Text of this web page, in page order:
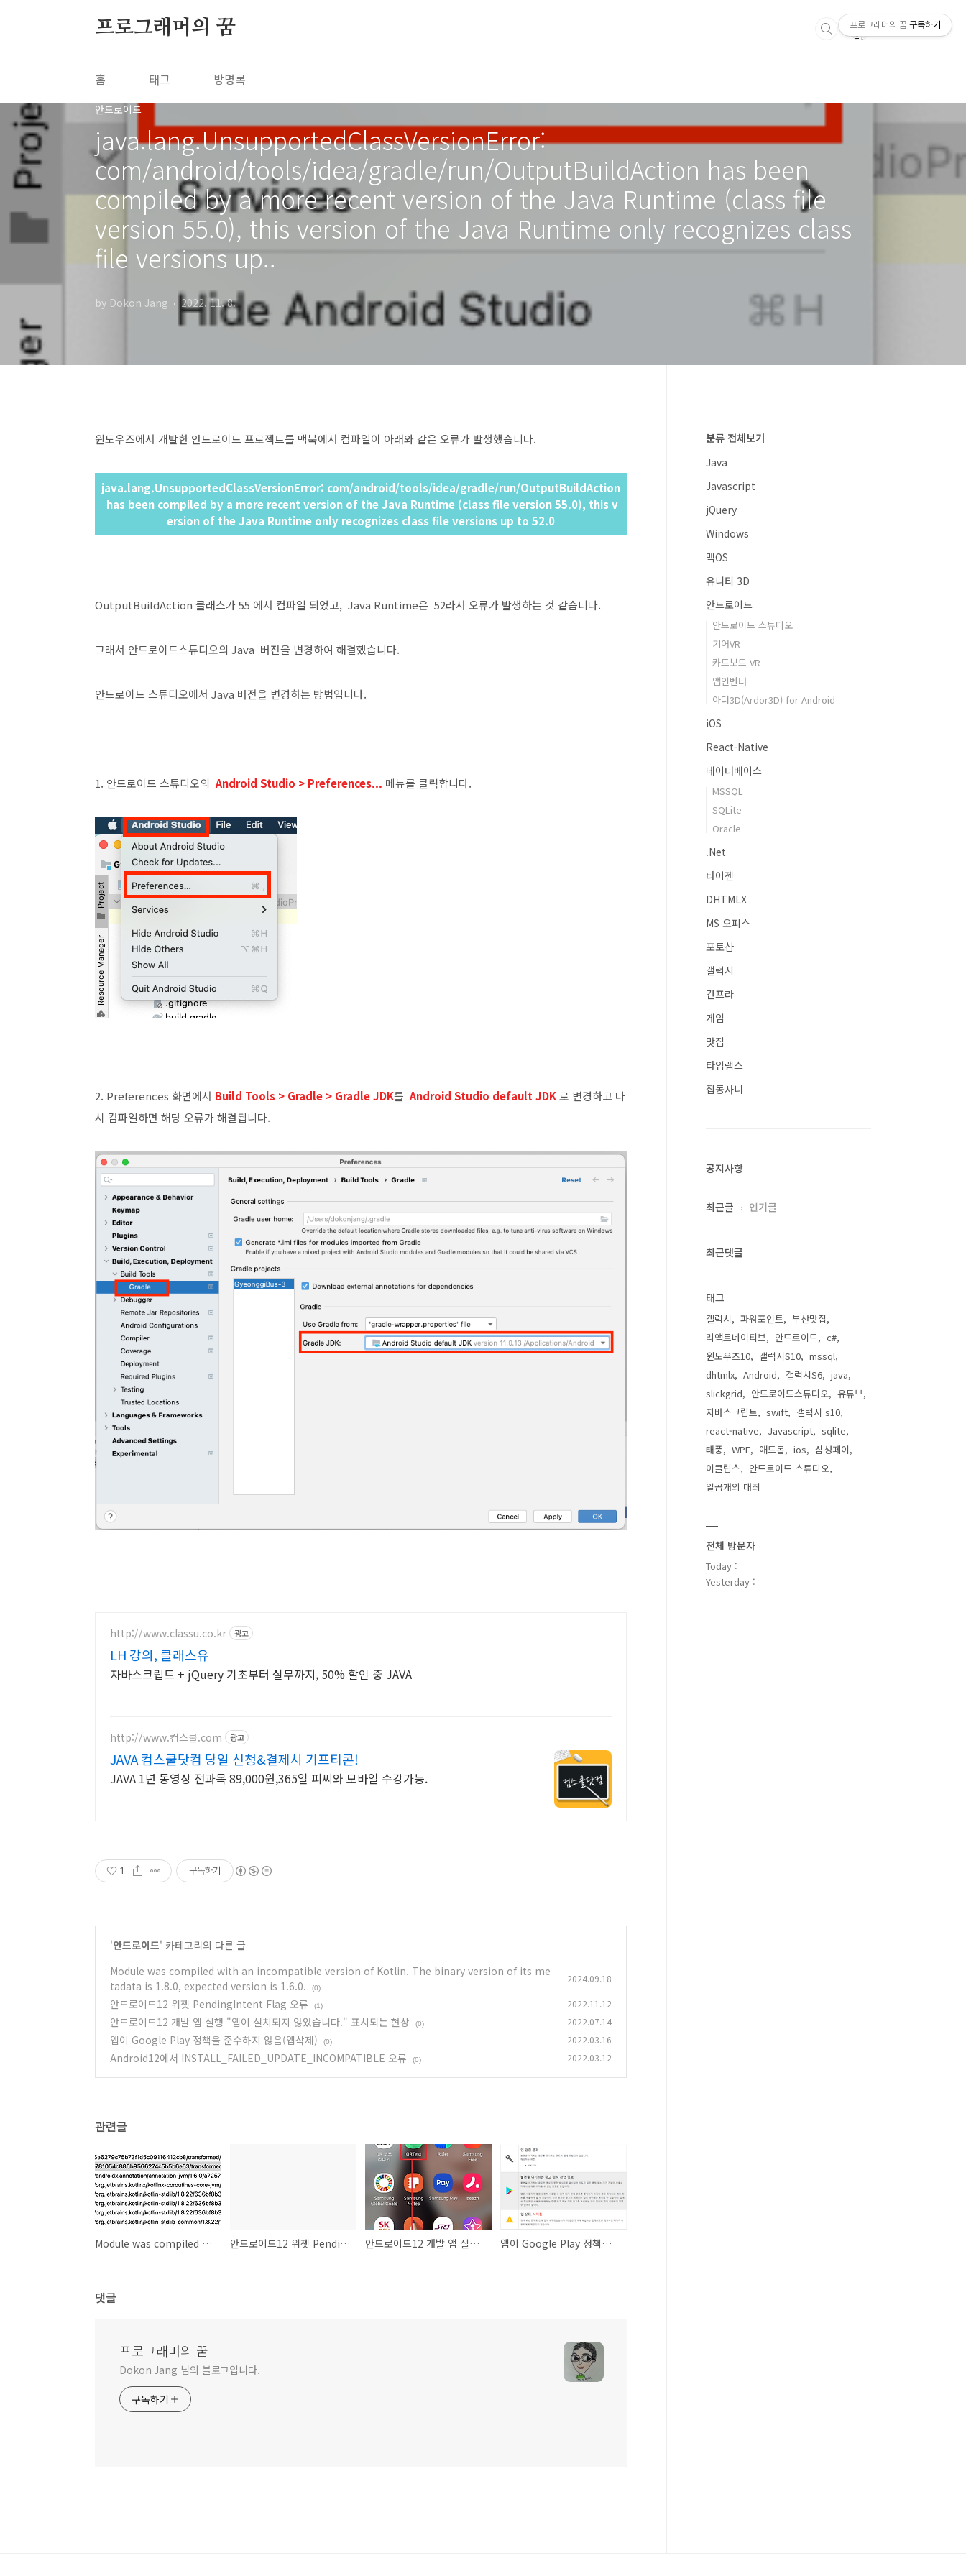
프로그래머의 꿈
홈 태그 방명록
안드로이드
java.lang.UnsupportedClassVersionError:
com/android/tools/idea/gradle/run/OutputBuildAction has been
compiled by a more recent version of the Java Runtime (class file
version 55.0), this version of the Java Runtime only recognizes class
file versions up..
by Dokon Jang 2022. 11. 8.
윈도우즈에서 개발한 안드로이드 프로젝트를 맥북에서 컴파일이 아래와 같은 오류가 발생했습니다.
java.lang.UnsupportedClassVersionError: com/android/tools/idea/gradle/run/OutputBuildAction
has been compiled by a more recent version of the Java Runtime (class file version 55.0), this v
ersion of the Java Runtime only recognizes class file versions up to 52.0
OutputBuildAction 클래스가 55 에서 컴파일 되었고, Java Runtime은 52라서 오류가 발생하는 것 같습니다.
그래서 안드로이드스튜디오의 Java 버전을 변경하여 해결했습니다.
안드로이드 스튜디오에서 Java 버전을 변경하는 방법입니다.
1. 안드로이드 스튜디오의 Android Studio > Preferences... 메뉴를 클릭합니다.
2. Preferences 화면에서 Build Tools > Gradle > Gradle JDK를 Android Studio default JDK로 변경하고 다
시 컴파일하면 해당 오류가 해결됩니다.
http://www.classu.co.kr 광고
LH 강의, 클래스유
자바스크립트 + jQuery 기초부터 실무까지, 50% 할인 중 JAVA
http://www.컴스쿨.com 광고
JAVA 컴스쿨닷컴 당일 신청&결제시 기프티콘!
JAVA 1년 동영상 전과목 89,000원,365일 피씨와 모바일 수강가능.
1 구독하기
'안드로이드' 카테고리의 다른 글
Module was compiled with an incompatible version of Kotlin. The binary version of its me
tadata is 1.8.0, expected version is 1.6.0.
(0)
2024.09.18
안드로이드12 위젯 PendingIntent Flag 오류 (1) 2022.11.12
안드로이드12 개발 앱 실행 "앱이 설치되지 않았습니다." 표시되는 현상 (0) 2022.07.14
앱이 Google Play 정책을 준수하지 않음(앱삭제) (0) 2022.03.16
Android12에서 INSTALL_FAILED_UPDATE_INCOMPATIBLE 오류 (0) 2022.03.12
관련글
Module was compiled with an incompatible version of Kotlin. The binary version of its metadata is 1.8.0, expected version is 1.6.0. 안드로이드12 위젯 PendingIntent Flag 오류 안드로이드12 개발 앱 실행 "앱이 설치되지 않았습니다." 표시되는 현상 앱이 Google Play 정책을 준수하지 않음(앱삭제)
댓글
프로그래머의 꿈
Dokon Jang 님의 블로그입니다.
구독하기
분류 전체보기
Java
Javascript
jQuery
Windows
맥OS
유니티 3D
안드로이드
안드로이드 스튜디오
기어VR
카드보드 VR
앱인벤터
아더3D(Ardor3D) for Android
iOS
React-Native
데이터베이스
MSSQL
SQLite
Oracle
.Net
타이젠
DHTMLX
MS 오피스
포토샵
갤럭시
건프라
게임
맛집
타임랩스
잡동사니
공지사항
최근글 인기글
최근댓글
태그
갤럭시 파워포인트
부산맛집
리액트네이티브
안드로이드
c#
윈도우즈10
갤럭시S10
mssql
dhtmlx
Android 갤럭시S6
java
slickgrid
안드로이드스튜디오
유튜브
자바스크립트
swift
갤럭시 s10
react-native
Javascript
sqlite
태풍
WPF 애드몹 ios
삼성페이
이클립스
안드로이드 스튜디오
일곱개의 대죄
전체 방문자
Today :
Yesterday :
프로그래머의 꿈 구독하기